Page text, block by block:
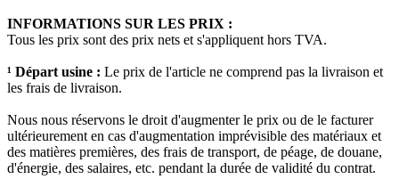
INFORMATIONS SUR LES PRIX :
Tous les prix sont des prix nets et s'appliquent hors TVA.
¹ Départ usine : Le prix de l'article ne comprend pas la livraison et
les frais de livraison.
Nous nous réservons le droit d'augmenter le prix ou de le facturer
ultérieurement en cas d'augmentation imprévisible des matériaux et
des matières premières, des frais de transport, de péage, de douane,
d'énergie, des salaires, etc. pendant la durée de validité du contrat.